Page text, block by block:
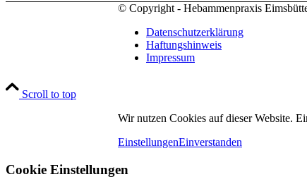
© Copyright - Hebammenpraxis
Datenschutzerklärung
Haftungshinweis
Impressum
Scroll to top
Wir nutzen Cookies auf dieser Website.
EinstellungenEinverstanden
Cookie Einstellungen